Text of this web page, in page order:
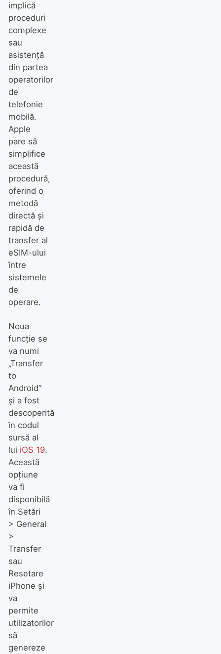
implică
proceduri
complexe
sau
asistență
din partea
operatorilor
de
telefonie
mobilă.
Apple
pare să
simplifice
această
procedură,
oferind o
metodă
directă și
rapidă de
transfer al
eSIM-ului
între
sistemele
de
operare.
Noua
funcție se
va numi
„Transfer
to
Android”
și a fost
descoperită
în codul
sursă al
lui iOS 19.
Această
opțiune
va fi
disponibilă
în Setări
> General
>
Transfer
sau
Resetare
iPhone și
va
permite
utilizatorilor
să
genereze